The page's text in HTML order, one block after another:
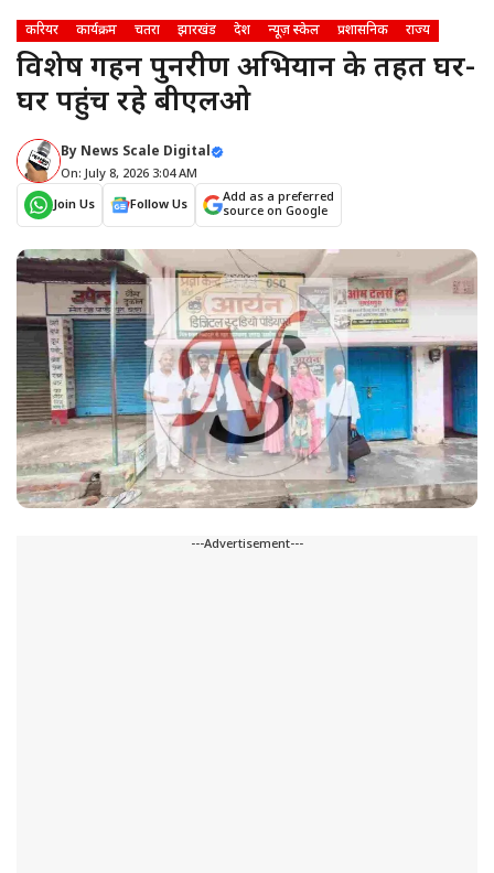
करियर कार्यक्रम चतरा झारखंड देश न्यूज़ स्केल प्रशासनिक राज्य
विशेष गहन पुनरीक्षण अभियान के तहत घर-
घर पहुंच रहे बीएलओ
By News Scale Digital
On: July 8, 2026 3:04 AM
Join Us
Follow Us
Add as a preferred
source on Google
---Advertisement---